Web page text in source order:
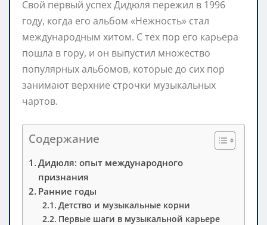
Свой первый успех Дидюля пережил в 1996
году, когда его альбом «Нежность» стал
международным хитом. С тех пор его карьера
пошла в гору, и он выпустил множество
популярных альбомов, которые до сих пор
занимают верхние строчки музыкальных
чартов.
Содержание
Дидюля: опыт международного
признания
Ранние годы
Детство и музыкальные корни
Первые шаги в музыкальной карьере